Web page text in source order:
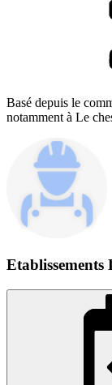
Basé depuis le
notamment à Le